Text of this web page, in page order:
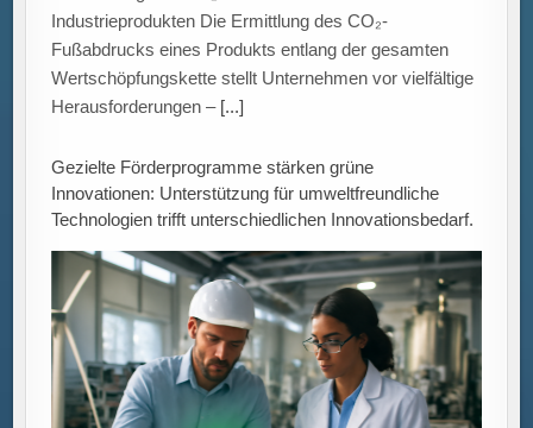
Gezielte Förderprogramme als Treiber grüner
Innovationen Eine aktuelle Untersuchung des ZEW
Mannheim in Kooperation mit der Hochschule
Augsburg zeigt, dass staatliche Fördermaßnahmen